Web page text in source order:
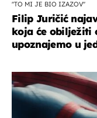
''TO MI JE BIO IZAZOV''
Filip Juričić
koja će obilježiti
upoznajemo u